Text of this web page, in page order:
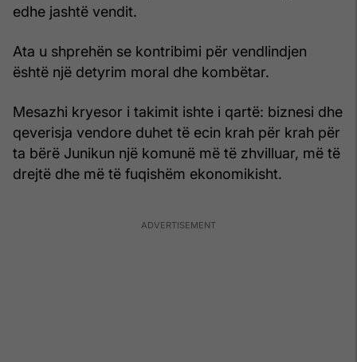
edhe jashtë vendit.
Ata u shprehën se kontribimi për vendlindjen
është një detyrim moral dhe kombëtar.
Mesazhi kryesor i takimit ishte i qartë: biznesi dhe
qeverisja vendore duhet të ecin krah për krah për
ta bërë Junikun një komunë më të zhvilluar, më të
drejtë dhe më të fuqishëm ekonomikisht.